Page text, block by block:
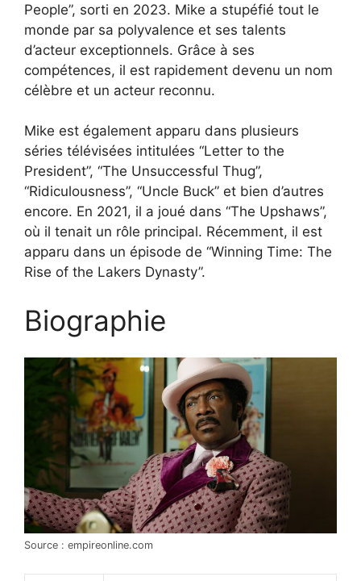
People”, sorti en 2023. Mike a stupéfié tout le
monde par sa polyvalence et ses talents
d’acteur exceptionnels. Grâce à ses
compétences, il est rapidement devenu un nom
célèbre et un acteur reconnu.
Mike est également apparu dans plusieurs
séries télévisées intitulées “Letter to the
President”, “The Unsuccessful Thug”,
“Ridiculousness”, “Uncle Buck” et bien d’autres
encore. En 2021, il a joué dans “The Upshaws”,
où il tenait un rôle principal. Récemment, il est
apparu dans un épisode de “Winning Time: The
Rise of the Lakers Dynasty”.
Biographie
Source : empireonline.com